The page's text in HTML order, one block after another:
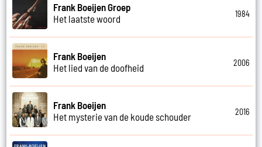
Frank Boeijen Groep
Het laatste woord
1984
Frank Boeijen
Het lied van de doofheid
2006
Frank Boeijen
Het mysterie van de koude schouder
2016